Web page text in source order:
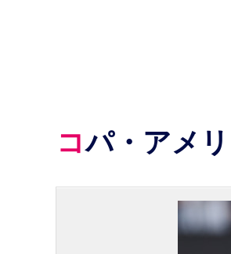
コパ・アメ